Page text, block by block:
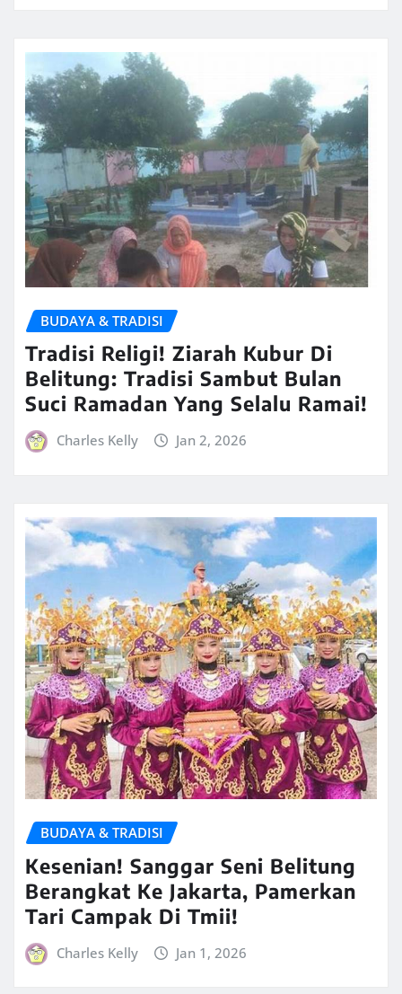
BUDAYA & TRADISI
Tradisi Religi! Ziarah Kubur Di
Belitung: Tradisi Sambut Bulan
Suci Ramadan Yang Selalu Ramai!
Charles Kelly Jan 2, 2026
BUDAYA & TRADISI
Kesenian! Sanggar Seni Belitung
Berangkat Ke Jakarta, Pamerkan
Tari Campak Di Tmii!
Charles Kelly Jan 1, 2026